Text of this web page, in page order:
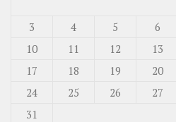
3
4 5 6
10
11 12 13
17
18 19 20
24
25 26 27
31